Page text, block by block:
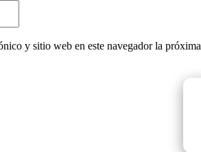
y sitio web en este navegador la